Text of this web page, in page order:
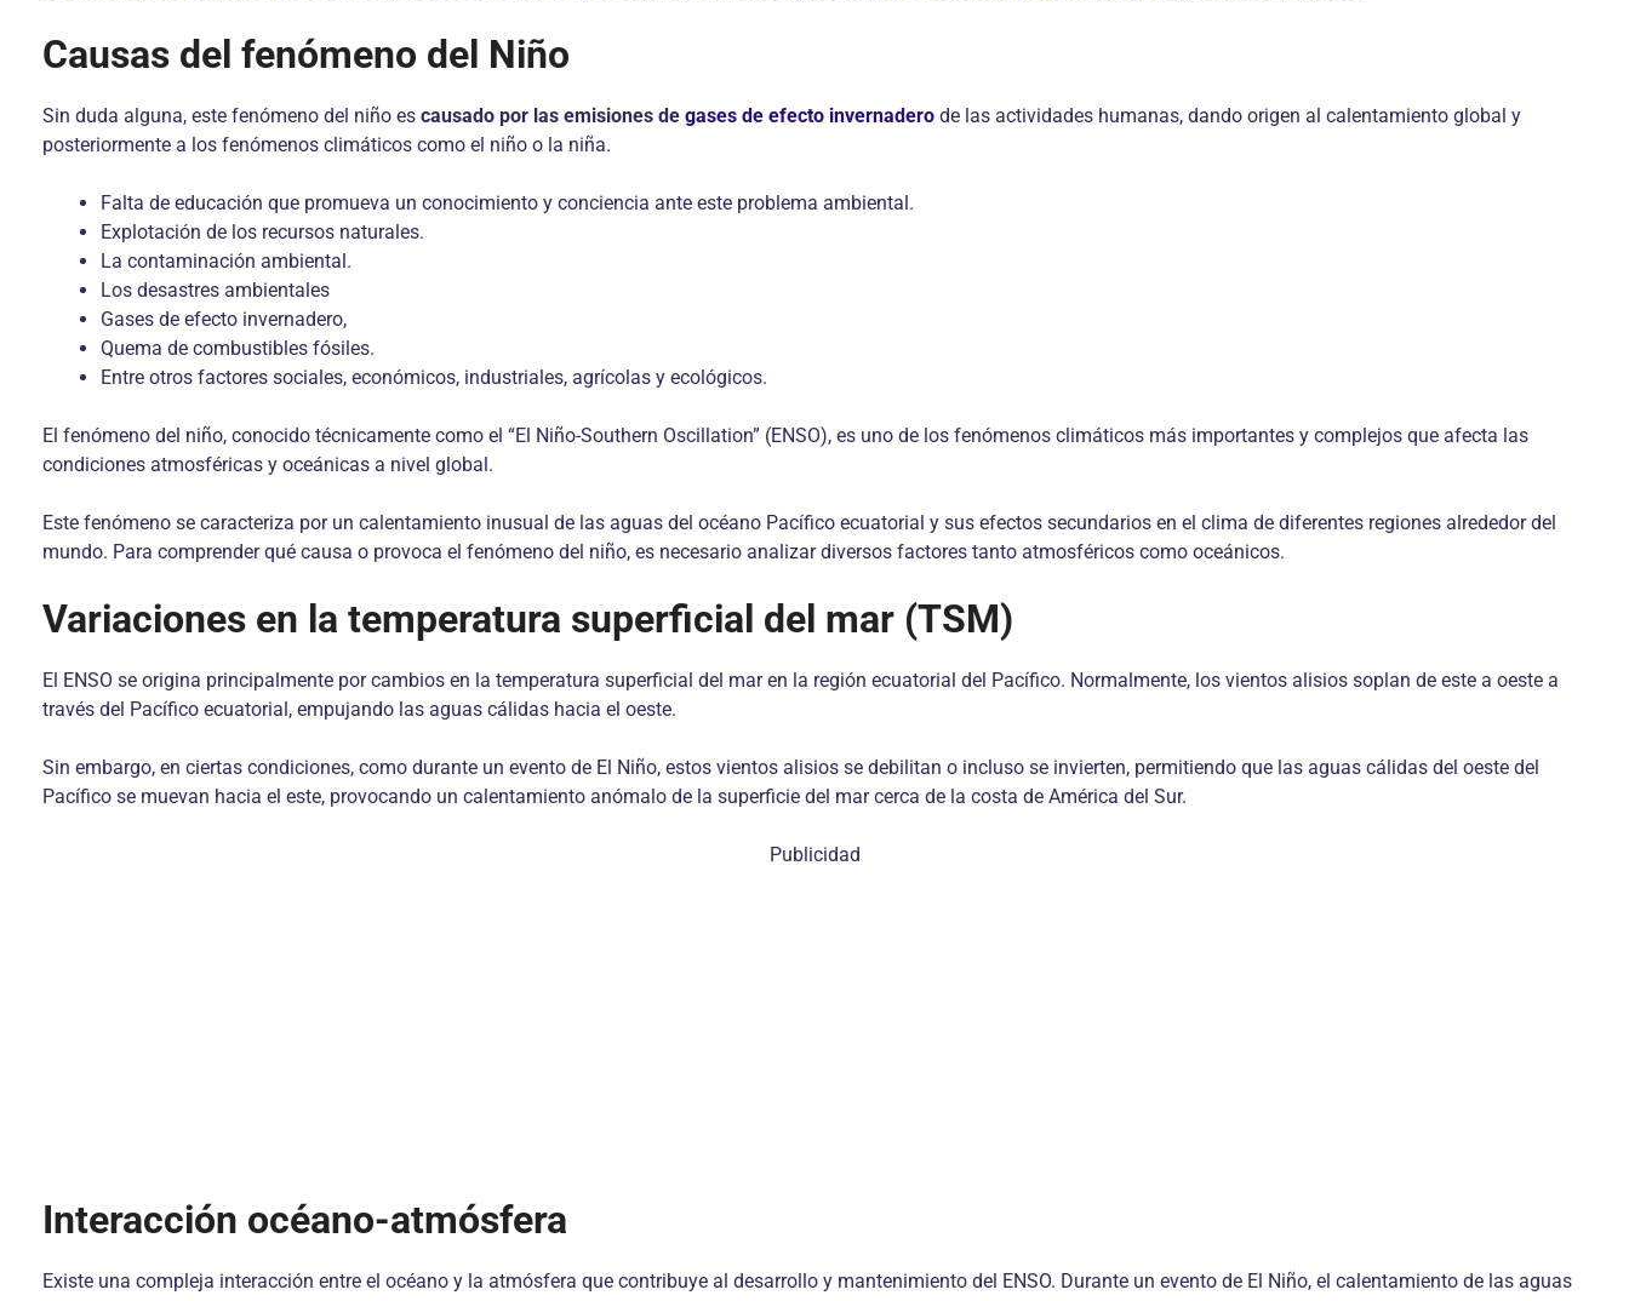
Causas del fenómeno del Niño
Sin duda alguna, este fenómeno del niño es causado por las emisiones de gases de efecto invernadero de las actividades humanas, dando origen al calentamiento global y
posteriormente a los fenómenos climáticos como el niño o la niña.
Falta de educación que promueva un conocimiento y conciencia ante este problema ambiental.
Explotación de los recursos naturales.
La contaminación ambiental.
Los desastres ambientales
Gases de efecto invernadero,
Quema de combustibles fósiles.
Entre otros factores sociales, económicos, industriales, agrícolas y ecológicos.
El fenómeno del niño, conocido técnicamente como el “El Niño-Southern Oscillation” (ENSO), es uno de los fenómenos climáticos más importantes y complejos que afecta las
condiciones atmosféricas y oceánicas a nivel global.
Este fenómeno se caracteriza por un calentamiento inusual de las aguas del océano Pacífico ecuatorial y sus efectos secundarios en el clima de diferentes regiones alrededor del
mundo. Para comprender qué causa o provoca el fenómeno del niño, es necesario analizar diversos factores tanto atmosféricos como oceánicos.
Variaciones en la temperatura superficial del mar (TSM)
El ENSO se origina principalmente por cambios en la temperatura superficial del mar en la región ecuatorial del Pacífico. Normalmente, los vientos alisios soplan de este a oeste a
través del Pacífico ecuatorial, empujando las aguas cálidas hacia el oeste.
Sin embargo, en ciertas condiciones, como durante un evento de El Niño, estos vientos alisios se debilitan o incluso se invierten, permitiendo que las aguas cálidas del oeste del
Pacífico se muevan hacia el este, provocando un calentamiento anómalo de la superficie del mar cerca de la costa de América del Sur.
Publicidad
Interacción océano-atmósfera
Existe una compleja interacción entre el océano y la atmósfera que contribuye al desarrollo y mantenimiento del ENSO. Durante un evento de El Niño, el calentamiento de las aguas